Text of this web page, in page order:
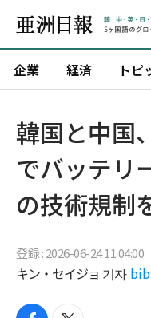
企業 経済 トピ
韓国と中国
でバッテリ
の技術規制
登録 : 2026-06-24 11:04:00
キン・セイジョ 기자